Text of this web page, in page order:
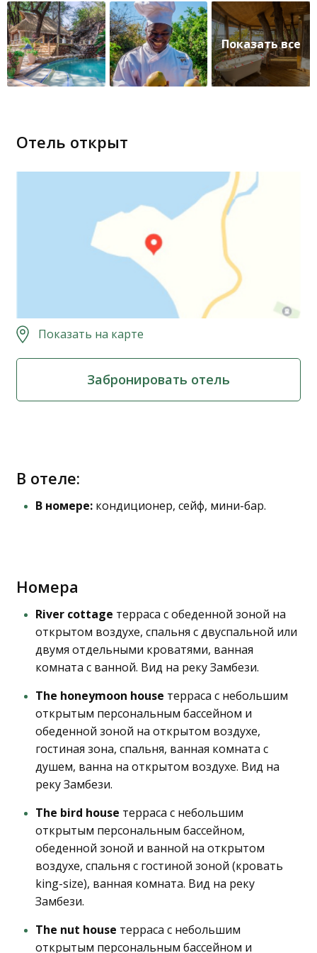
Отель открыт
Показать на карте
Забронировать отель
В отеле:
В номере:кондиционер, сейф, мини-бар.
Номера
River cottage терраса с обеденной зоной на
открытом воздухе, спальня с двуспальной или
двумя отдельными кроватями, ванная
комната с ванной. Вид на реку Замбези.
The honeymoon house терраса с небольшим
открытым персональным бассейном и
обеденной зоной на открытом воздухе,
гостиная зона, спальня, ванная комната с
душем, ванна на открытом воздухе. Вид на
реку Замбези.
The bird house терраса с небольшим
открытым персональным бассейном,
обеденной зоной и ванной на открытом
воздухе, спальня с гостиной зоной (кровать
king-size), ванная комната. Вид на реку
Замбези.
The nut house терраса с небольшим
открытым персональным бассейном и